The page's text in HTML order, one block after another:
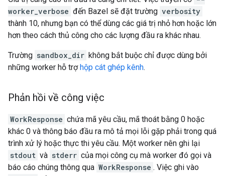
worker_verbose đến Bazel sẽ đặt trường verbosity
thành 10, nhưng bạn có thể dùng các giá trị nhỏ hơn hoặc lớn
hơn theo cách thủ công cho các lượng đầu ra khác nhau.
Trường sandbox_dir không bắt buộc chỉ được dùng bởi
những worker hỗ trợhộp cát ghép kênh.
Phản hồi về công việc
WorkResponse chứa mã yêu cầu, mã thoát bằng 0 hoặc
khác 0 và thông báo đầu ra mô tả mọi lỗi gặp phải trong quá
trình xử lý hoặc thực thi yêu cầu. Một worker nên ghi lại
stdout và stderr của mọi công cụ mà worker đó gọi và
báo cáo chúng thông qua WorkResponse . Việc ghi vào